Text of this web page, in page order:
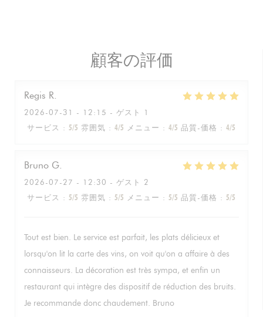
顧客の評価
Regis R
2026-07-31
- 12:15 - ゲスト 1
サービス : 5/5 雰囲気 : 4/5 メニュー : 4/5 品質-価格 : 4/5
Bruno G
2026-07-27 - 12:30 - ゲスト 2
サービス : 5/5 雰囲気 : 5/5 メニュー : 5/5 品質-価格 : 5/5
Tout est bien. Le service est parfait, les plats délicieux et
lorsqu'on lit la carte des vins, on voit qu'on a affaire à des
connaisseurs. La décoration est très sympa, et enfin un
restaurant qui intègre des dispositif de réduction des bruits.
Je recommande donc chaudement. Bruno